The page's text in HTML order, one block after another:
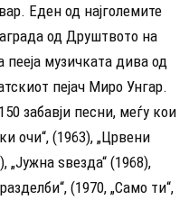
Еден од најголемите
од Друштвото на
пееја музичката дива од
пејач Миро Унгар.
забавји песни, меѓу кои
очи“, (1963), „Црвени
„Јужна ѕвезда“ (1968),
(1970, „Само ти“,